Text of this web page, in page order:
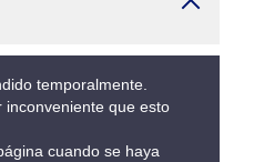
temporalmente.
inconveniente que esto
cuando se haya